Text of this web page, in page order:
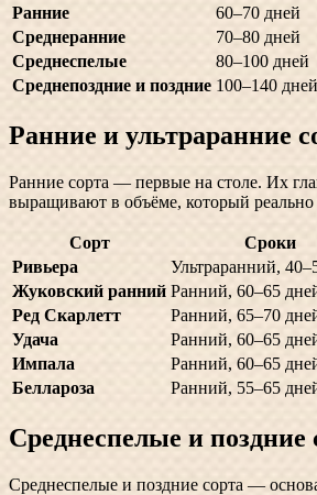
Ранние
60–70 дней
Среднеранние
70–80 дней
Среднеспелые
80–100 дней
Среднепоздние и поздние 100–140 дней
Ранние и ультраранние
Ранние сорта — первые на столе. Их
выращивают в объёме, который реально
Сорт Сроки
Ривьера
Ультраранний,
Жуковский ранний Ранний, 60–65
Ред Скарлетт
Ранний, 65–70
Удача
Ранний, 60–65
Импала
Ранний, 60–65
Беллароза
Ранний, 55–65
Среднеспелые и поздние
Среднеспелые и поздние сорта —